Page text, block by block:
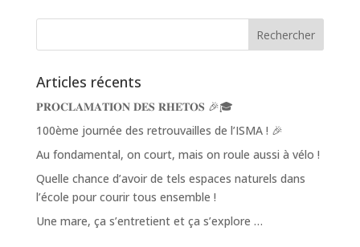
Articles récents
𝐏𝐑𝐎𝐂𝐋𝐀𝐌𝐀𝐓𝐈𝐎𝐍 𝐃𝐄𝐒 𝐑𝐇𝐄𝐓𝐎𝐒 🎉🎓
100ème journée des retrouvailles de l’ISMA ! 🎉
Au fondamental, on court, mais on roule aussi à vélo !
Quelle chance d’avoir de tels espaces naturels dans
l’école pour courir tous ensemble !
Une mare, ça s’entretient et ça s’explore …